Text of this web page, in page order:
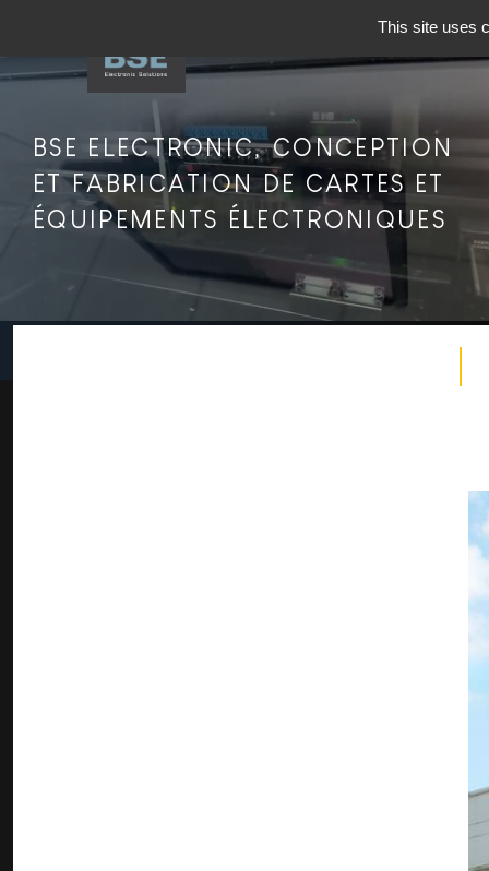
BSE ELECTRONIC, CONCEPTION
ET FABRICATION DE CARTES ET
ÉQUIPEMENTS ÉLECTRONIQUES
This site uses